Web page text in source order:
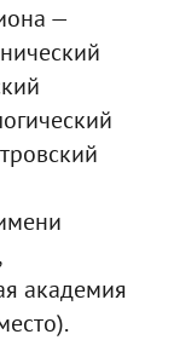
—
академия